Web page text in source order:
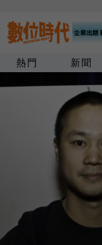
熱門 新聞